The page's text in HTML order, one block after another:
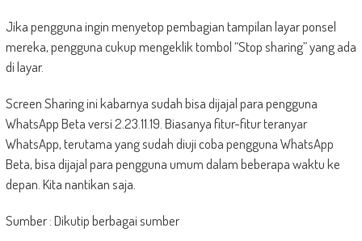
Jika pengguna ingin menyetop pembagian tampilan layar ponsel
mereka, pengguna cukup mengeklik tombol “Stop sharing” yang ada
di layar.
Screen Sharing ini kabarnya sudah bisa dijajal para pengguna
WhatsApp Beta versi 2.23.11.19. Biasanya fitur-fitur teranyar
WhatsApp, terutama yang sudah diuji coba pengguna WhatsApp
Beta, bisa dijajal para pengguna umum dalam beberapa waktu ke
depan. Kita nantikan saja.
Sumber : Dikutip berbagai sumber